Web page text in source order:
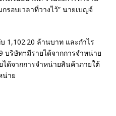
รอบเวลาที่วางไว้” นายเบญจ์
1,102.20 ล้านบาท และกำไร
บริษัทฯมีรายได้จากการจำหน่าย
ด้จากการจำหน่ายสินค้าภายใต้
น่าย